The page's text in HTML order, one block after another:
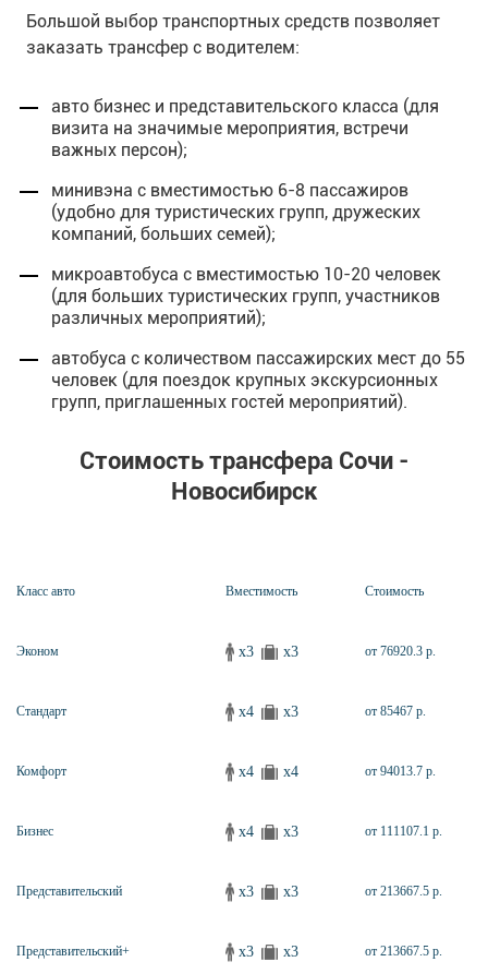
Большой выбор транспортных средств позволяет
заказать трансфер с водителем:
авто бизнес и представительского класса (для
визита на значимые мероприятия, встречи
важных персон);
минивэна с вместимостью 6-8 пассажиров
(удобно для туристических групп, дружеских
компаний, больших семей);
микроавтобуса с вместимостью 10-20 человек
(для больших туристических групп, участников
различных мероприятий);
автобуса с количеством пассажирских мест до 55
человек (для поездок крупных экскурсионных
групп, приглашенных гостей мероприятий).
Стоимость трансфера Сочи -
Новосибирск
Класс авто Вместимость Стоимость
Эконом x3 x3 от 76920.3 р.
Стандарт x4 x3 от 85467 р.
Комфорт x4 x4 от 94013.7 р.
Бизнес x4 x3 от 111107.1 р.
Представительский x3 x3 от 213667.5 р.
Представительский+ x3 x3 от 213667.5 р.